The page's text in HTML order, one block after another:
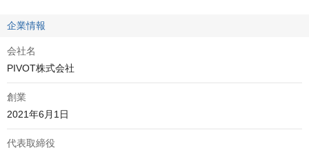
企業情報
会社名
PIVOT株式会社
創業
代表取締役